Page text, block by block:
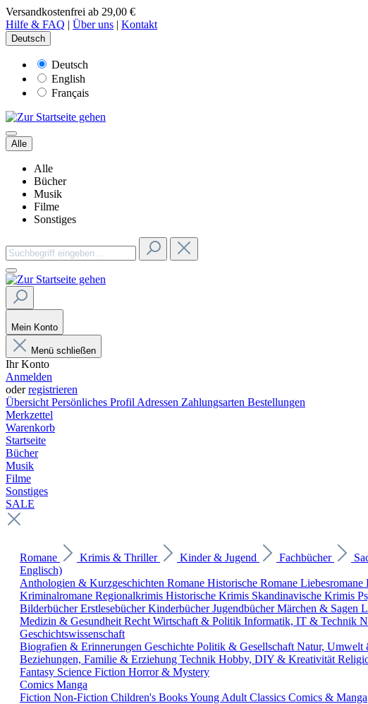
Versandkostenfrei ab 29,00 €
Hilfe & FAQ | Über uns | Kontakt
Deutsch
Deutsch
English
Français
Alle
Alle
Bücher
Musik
Filme
Sonstiges
Mein Konto
Menü schließen
Ihr Konto
Anmelden
oderregistrieren
Übersicht Persönliches Profil Adressen Zahlungsarten Bestellungen
Merkzettel
Warenkorb
Startseite
Bücher
Musik
Filme
Sonstiges
SALE
Romane Krimis & Thriller Kinder & Jugend Fachbücher
Englisch)
Anthologien & Kurzgeschichten Romane Historische Romane Liebesromane
Kriminalromane Regionalkrimis Historische Krimis Skandinavische Krimis
BilderbücherErstlesebücherKinderbücherJugendbücherMärchen & Sagen
Medizin & Gesundheit Recht Wirtschaft & Politik Informatik, IT & Technik
Geschichtswissenschaft
Biografien & Erinnerungen Geschichte Politik & Gesellschaft Natur, Umwelt
Beziehungen, Familie & Erziehung Technik Hobby, DIY & Kreativität
Fantasy Science Fiction Horror & Mystery
Comics Manga
Fiction Non-Fiction Children's BooksYoung Adult Classics Comics & Manga